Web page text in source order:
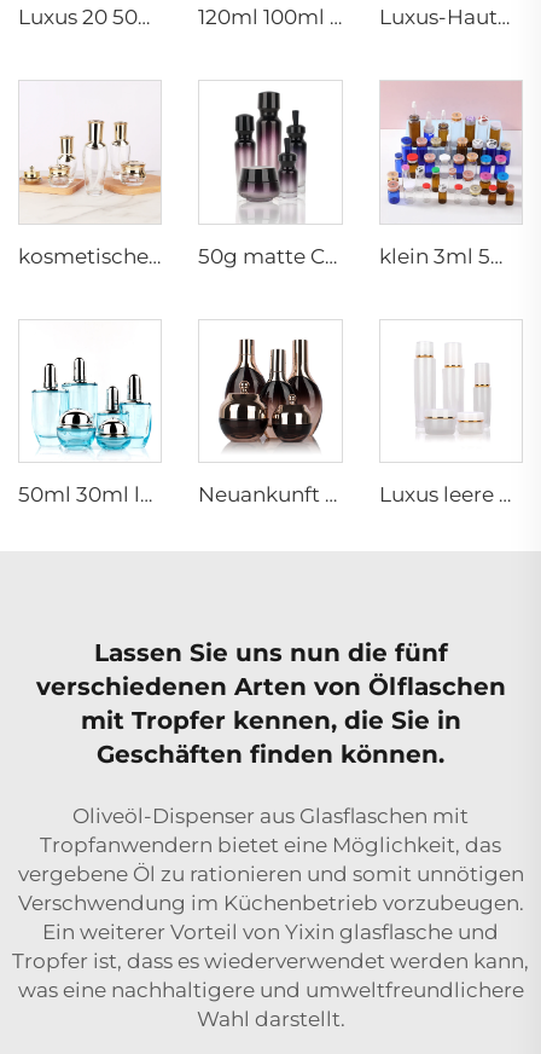
Luxus 20 50g 20 40 90 110 ml leere Hautpflege-Lotion-Creme-Glas-Spray-Sechseck-Kosmetikflasche-Verpackung mit Pumpe 120ml 100ml 40ml klare ovale personalisierte leere Luxuskosmetik-Gesichtscreme-Dose Hautpflege-Flaschen-Sets Verpackung Luxus-Hautpflegebehälter 120ml 100ml 40ml 50g 20g leere gefrorene Tonerflasche klare Glasflasche mit Pumpe
kosmetische Glasflaschen 5g 30g 50g 40ml 100ml 120ml Glasdose mit Deckel Flaschenlieferanten Kosmetikcreme Glasflaschen und -dosen 50g matte Cremedose 15ml 30ml lila Öl Glas Tropfenflasche 100ml 50ml geschliffene Glas Sprühflasche klein 3ml 5ml 10ml Glas-Serum-Ampulle leere Flasche für medizinische Verwendung mit Gummistopfen
50ml 30ml luxuriöse klare blaue Kosmetik-Gesichtslotions-Creme-Glasflasche -Dose Verpackungssatz mit Pumpe Neuankunft ovaler Essentiöl-Flakon aus gefrorenem Glas Gesichtsöl-Serum-Verpackung Sprühflasche Cremedose Glasset Luxus leere Hautpflege-Cremedose Set Verpackung 120ml 100ml 40ml Glas Kosmetik-Pump-Sprayflasche
Lassen Sie uns nun die fünf
verschiedenen Arten von Ölflaschen
mit Tropfer kennen, die Sie in
Geschäften finden können.
Oliveöl-Dispenser aus Glasflaschen mit
Tropfanwendern bietet eine Möglichkeit, das
vergebene Öl zu rationieren und somit unnötigen
Verschwendung im Küchenbetrieb vorzubeugen.
Ein weiterer Vorteil von Yixin glasflasche und
Tropfer ist, dass es wiederverwendet werden kann,
was eine nachhaltigere und umweltfreundlichere
Wahl darstellt.